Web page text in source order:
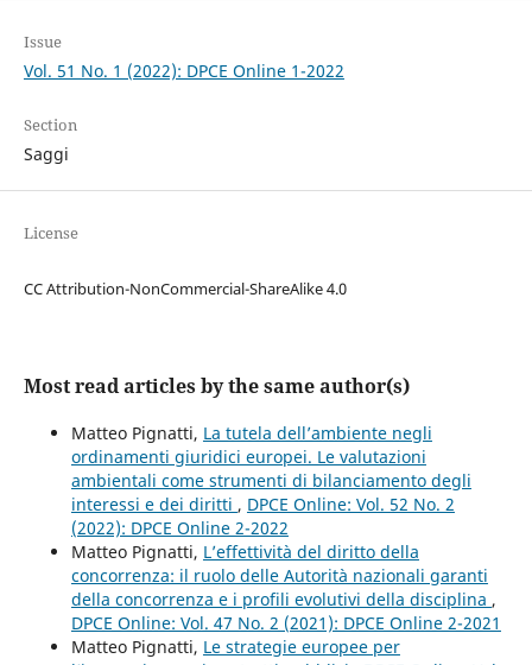
Issue
Vol. 51 No. 1 (2022): DPCE Online 1-2022
Section
Saggi
License
CC Attribution-NonCommercial-ShareAlike 4.0
Most read articles by the same author(s)
Matteo Pignatti, La tutela dell’ambiente negli
ordinamenti giuridici europei. Le valutazioni
ambientali come strumenti di bilanciamento degli
interessi e dei diritti , DPCE Online: Vol. 52 No. 2
(2022): DPCE Online 2-2022
Matteo Pignatti, L’effettività del diritto della
concorrenza: il ruolo delle Autorità nazionali garanti
della concorrenza e i profili evolutivi della disciplina ,
DPCE Online: Vol. 47 No. 2 (2021): DPCE Online 2-2021
Matteo Pignatti, Le strategie europee per